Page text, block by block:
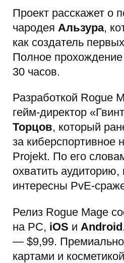
Проект расскажет о
чародея Альзура,
как создатель
Полное
30 часов.
Разработкой Rogue
гейм-директор
Торцов, который
за киберспортивное
Projekt. По его
охватить аудиторию,
интересны PvE-
Релиз Rogue Mage
на PC, iOS и Android
— $9,99.
картами и